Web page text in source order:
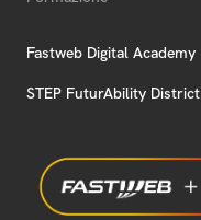
Fastweb Digital Academy
STEP FuturAbility District